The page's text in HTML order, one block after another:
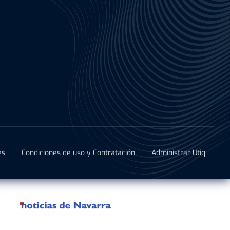
Condiciones de uso y Contratación Administrar Utiq